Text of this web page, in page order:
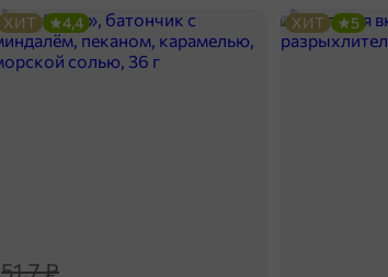
51,7 ₽
ХИТ 4,4 ХИТ 5